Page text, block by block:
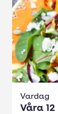
Vardag
Våra